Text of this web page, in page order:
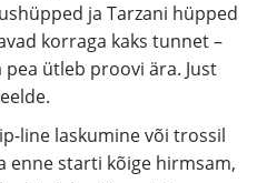
ja Tarzani hüpped
korraga kaks tunnet –
ütleb proovi ära. Just
line laskumine või trossil
enne starti kõige hirmsam,